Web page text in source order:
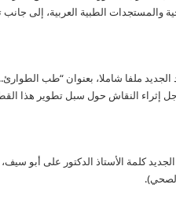
والمستجدات الطبية العربية، إلى
الجديد ملفا شاملا، بعنوان “طب
إثراء النقاش حول سبل تطوير هذا
كلمة الأستاذ الدكتور على أبو